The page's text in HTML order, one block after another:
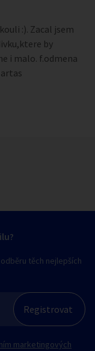
:). Zacal jsem
by
i malo. f.odmena
těch nejlepších
marketingových